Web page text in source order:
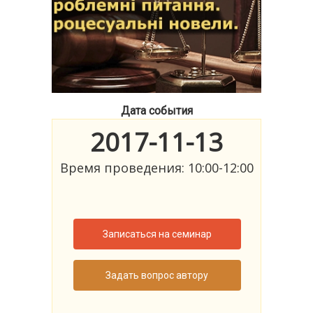
Дата события
2017-11-13
Время проведения: 10:00-12:00
Записаться на семинар
Задать вопрос автору